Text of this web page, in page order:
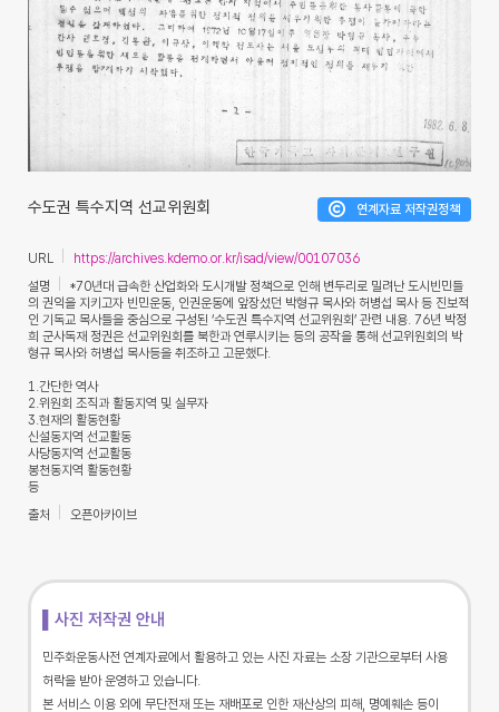
수도권 특수지역 선교위원회 연계자료 저작권정책
URL
https://archives.kdemo.or.kr/isad/view/00107036
설명
*70년대 급속한 산업화와 도시개발 정책으로 인해 변두리로 밀려난 도시빈민들
의 권익을 지키고자 빈민운동, 인권운동에 앞장섰던 박형규 목사와 허병섭 목사 등 진보적
인 기독교 목사들을 중심으로 구성된 ‘수도권 특수지역 선교위원회’ 관련 내용. 76년 박정
희 군사독재 정권은 선교위원회를 북한과 연루시키는 등의 공작을 통해 선교위원회의 박
형규 목사와 허병섭 목사등을 취조하고 고문했다.
1.간단한 역사
2.위원회 조직과 활동지역 및 실무자
3.현재의 활동현황
신설동지역 선교활동
사당동지역 선교활동
봉천동지역 활동현황
등
출처
오픈아카이브
▌사진 저작권 안내
민주화운동사전 연계자료에서 활용하고 있는 사진 자료는 소장 기관으로부터 사용
허락을 받아 운영하고 있습니다.
본 서비스 이용 외에 무단전재 또는 재배포로 인한 재산상의 피해, 명예훼손 등이